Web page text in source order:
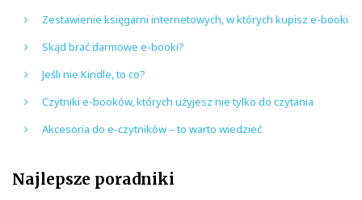
Zestawienie księgarni internetowych, w których kupisz e-booki
Skąd brać darmowe e-booki?
Jeśli nie Kindle, to co?
Czytniki e-booków, których użyjesz nie tylko do czytania
Akcesoria do e-czytników – to warto wiedzieć
Najlepsze poradniki